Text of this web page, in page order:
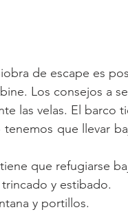
de escape es
Los consejos a
las velas. El barco
tenemos que llevar
que refugiarse
y estibado.
y portillos.